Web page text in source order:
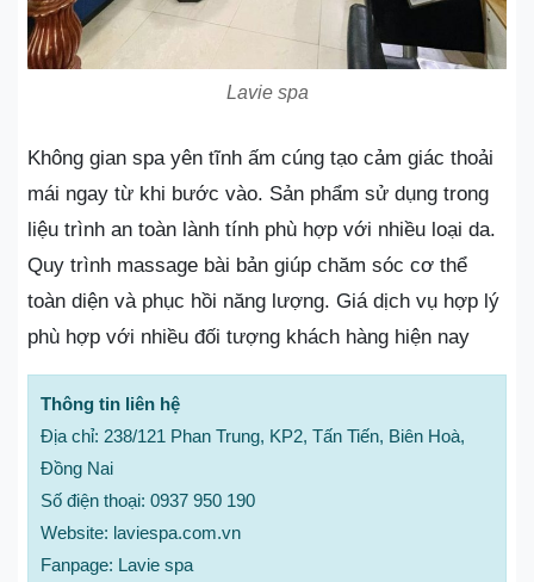
Lavie spa
Không gian spa yên tĩnh ấm cúng tạo cảm giác thoải
mái ngay từ khi bước vào. Sản phẩm sử dụng trong
liệu trình an toàn lành tính phù hợp với nhiều loại da.
Quy trình massage bài bản giúp chăm sóc cơ thể
toàn diện và phục hồi năng lượng. Giá dịch vụ hợp lý
phù hợp với nhiều đối tượng khách hàng hiện nay
Thông tin liên hệ
Địa chỉ: 238/121 Phan Trung, KP2, Tấn Tiến, Biên Hoà,
Đồng Nai
Số điện thoại: 0937 950 190
Website: laviespa.com.vn
Fanpage: Lavie spa